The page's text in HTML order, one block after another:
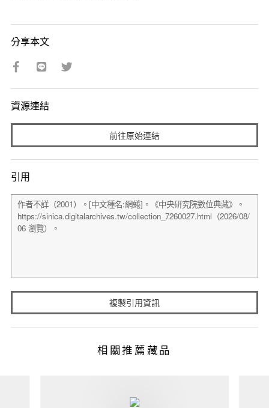
分享本文
資源連結
前往原始連結
引用
複製引用資訊
相關推薦藏品